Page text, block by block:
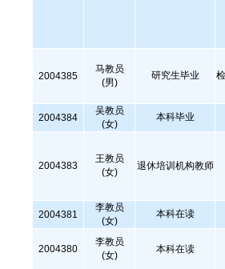
2004385
马教员
(男)
研究生毕业
2004384
吴教员
(女)
本科毕业
2004383
王教员
(女)
退休培训机构教师
2004381
李教员
(女)
本科在读
2004380
李教员
(女)
本科在读